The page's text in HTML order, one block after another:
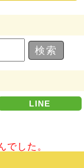
LINE
でした。